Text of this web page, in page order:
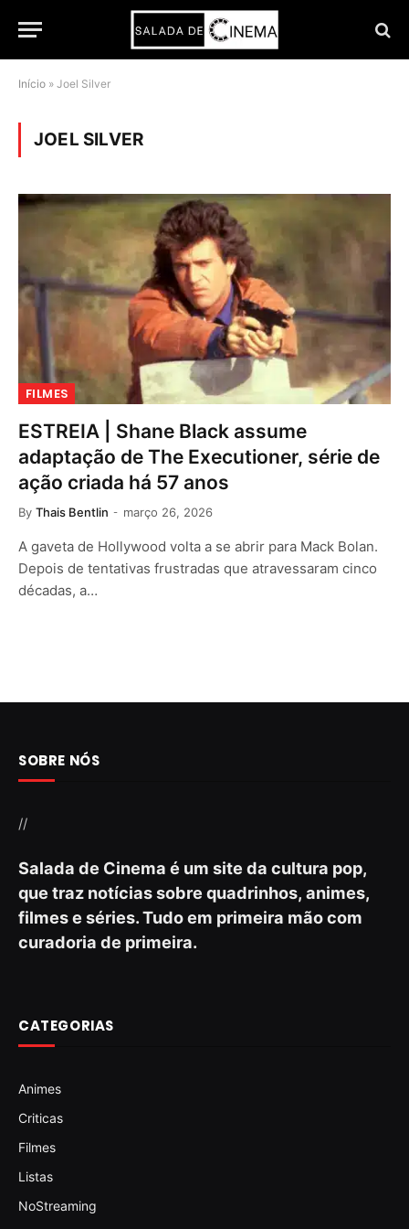
Início » Joel Silver
JOEL SILVER
FILMES
ESTREIA | Shane Black assume
adaptação de The Executioner, série de
ação criada há 57 anos
By Thais Bentlin março 26, 2026
A gaveta de Hollywood volta a se abrir para Mack Bolan.
Depois de tentativas frustradas que atravessaram cinco
décadas, a…
SOBRE NÓS
//
Salada de Cinema é um site da cultura pop,
que traz notícias sobre quadrinhos, animes,
filmes e séries. Tudo em primeira mão com
curadoria de primeira.
CATEGORIAS
Animes
Criticas
Filmes
Listas
NoStreaming